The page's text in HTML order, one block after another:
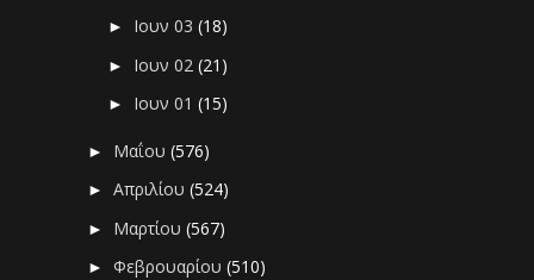
► Ιουν 03(18)
► Ιουν 02(21)
► Ιουν 01(15)
► Μαΐου(576)
►Απριλίου(524)
► Μαρτίου(567)
►Φεβρουαρίου(510)